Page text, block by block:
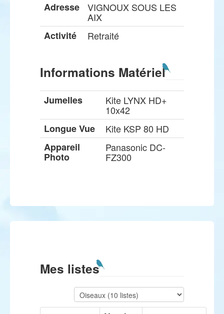
Adresse VIGNOUX SOUS LES
AIX
Activité
Retraité
Informations Matériel
Jumelles Kite LYNX HD+
10x42
Longue Vue
Kite KSP 80 HD
Appareil
Photo
Panasonic DC-
FZ300
Mes listes